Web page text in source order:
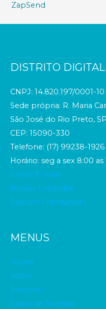
ZapSend
DISTRITO DIGITAL
CNPJ: 14.820.197/0001-10
Sede própria: R. Maria
São José do Rio Preto, SP
CEP: 15090-330
Telefone: (17) 99238-1926
Horário: seg a sex 8:00 as
Enviar E-mail
Nossas Unidades
Seja um Franqueado
MENUS
Home
Sobre
Serviços
Casos de Sucesso